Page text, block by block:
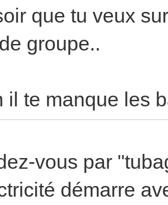
que tu veux
groupe..
il te manque les
vous par
démarre